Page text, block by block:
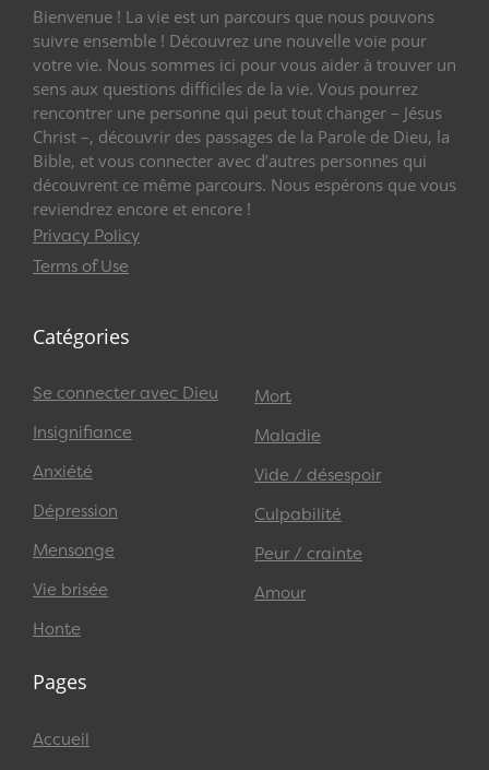
Bienvenue ! La vie est un parcours que nous pouvons
suivre ensemble ! Découvrez une nouvelle voie pour
votre vie. Nous sommes ici pour vous aider à trouver un
sens aux questions difficiles de la vie. Vous pourrez
rencontrer une personne qui peut tout changer – Jésus
Christ –, découvrir des passages de la Parole de Dieu, la
Bible, et vous connecter avec d’autres personnes qui
découvrent ce même parcours. Nous espérons que vous
reviendrez encore et encore !
Privacy Policy
Terms of Use
Catégories
Se connecter avec Dieu
Insignifiance
Anxiété
Dépression
Mensonge
Vie brisée
Honte
Mort
Maladie
Vide / désespoir
Culpabilité
Peur / crainte
Amour
Pages
Accueil